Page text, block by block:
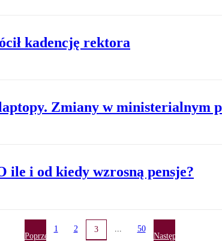
kadencję rektora
Zmiany w ministerialnym
ile i od kiedy wzrosną pensje?
Poprzednia
1 2 3 ... 50
Następna